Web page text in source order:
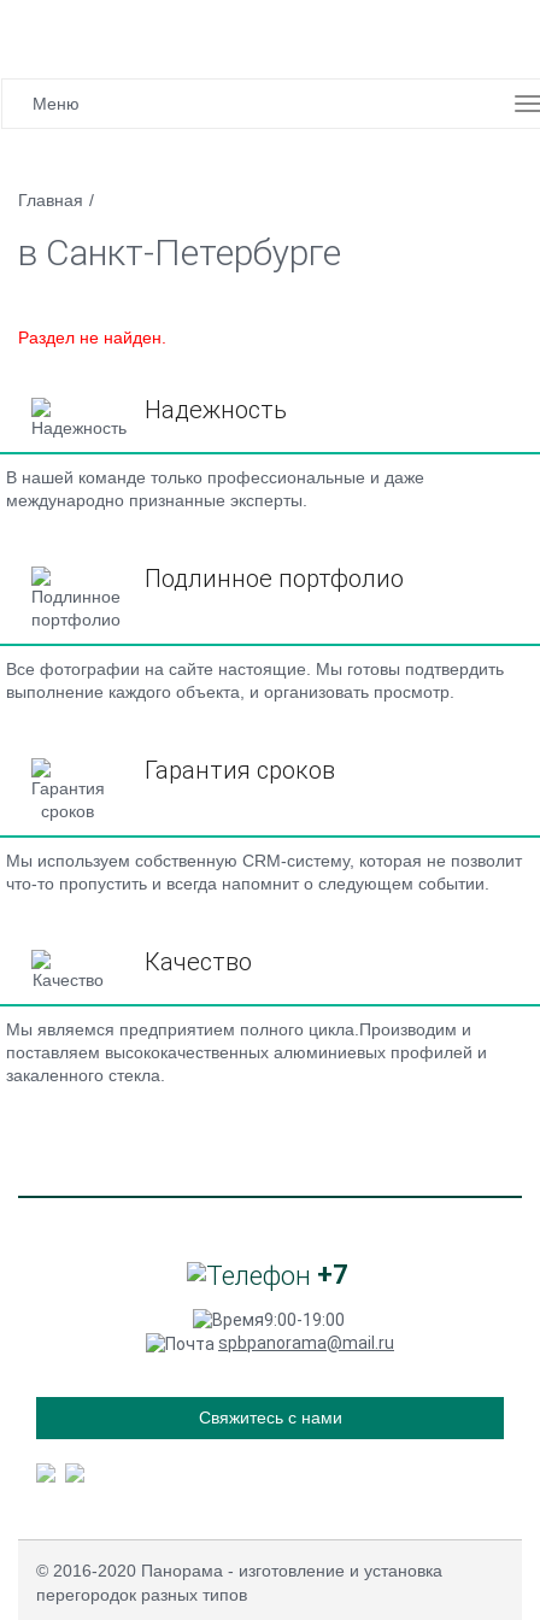
Меню
Главная /
в Санкт-Петербурге
Раздел не найден.
Надежность
В нашей команде только профессиональные и даже
международно признанные эксперты.
Подлинное портфолио
Все фотографии на сайте настоящие. Мы готовы подтвердить
выполнение каждого объекта, и организовать просмотр.
Гарантия сроков
Мы используем собственную CRM-систему, которая не позволит
что-то пропустить и всегда напомнит о следующем событии.
Качество
Мы являемся предприятием полного цикла.Производим и
поставляем высококачественных алюминиевых профилей и
закаленного стекла.
+7
9:00-19:00
spbpanorama@mail.ru
Свяжитесь с нами
© 2016-2020 Панорама - изготовление и установка
перегородок разных типов